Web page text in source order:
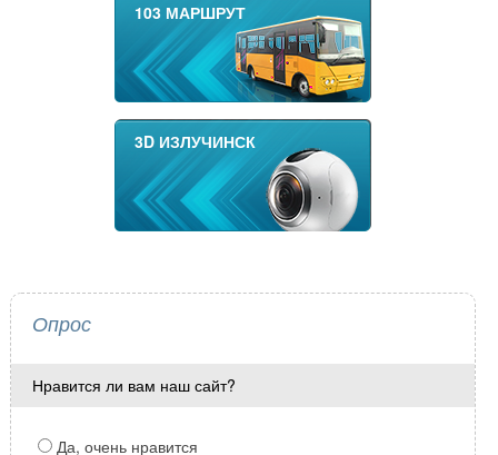
103 МАРШРУТ
3D ИЗЛУЧИНСК
Опрос
Нравится ли вам наш сайт?
Да, очень нравится